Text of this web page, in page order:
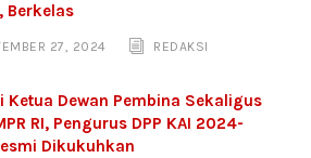
Berkelas
27, 2024 REDAKSI
Ketua Dewan Pembina Sekaligus
RI, Pengurus DPP KAI 2024-
Dikukuhkan